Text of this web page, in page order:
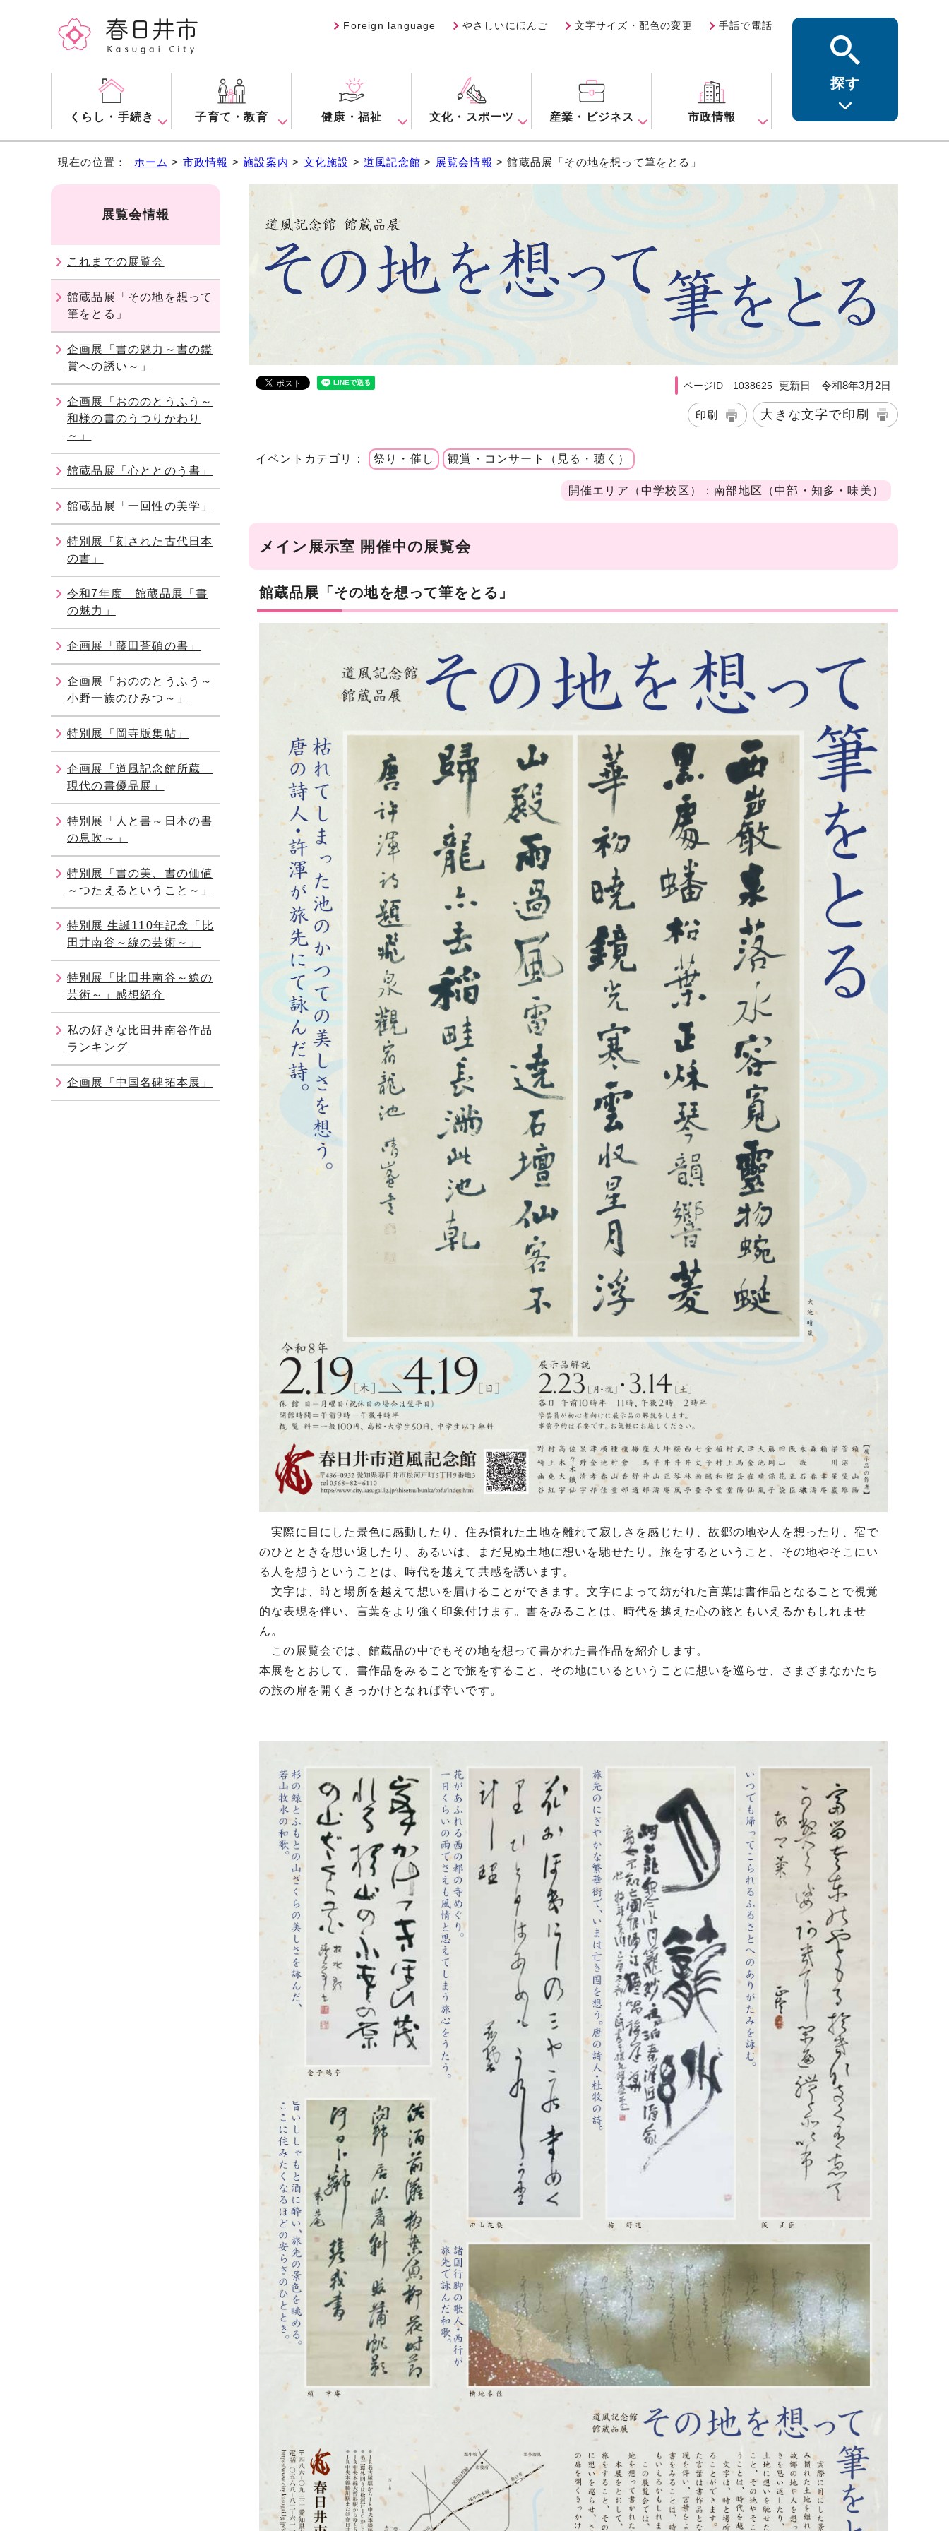
Foreign language やさしいにほんご 文字サイズ・配色の変更 手話で電話
くらし・手続き 子育て・教育 健康・福祉 文化・スポーツ 産業・ビジネス 市政情報
探す
現在の位置： ホーム > 市政情報 >施設案内 > 文化施設 >道風記念館 > 展覧会情報 > 館蔵品展「その地を想って筆をとる」
ページID 1038625 更新日 令和8年3月2日
印刷 大きな文字で印刷
イベントカテゴリ： 祭り・催し 観賞・コンサート（見る・聴く）
開催エリア（中学校区）：南部地区（中部・知多・味美）
メイン展示室 開催中の展覧会
館蔵品展「その地を想って筆をとる」
実際に目にした景色に感動したり、住み慣れた土地を離れて寂しさを感じたり、故郷の地や人を想ったり、宿で
のひとときを思い返したり、あるいは、まだ見ぬ土地に想いを馳せたり。旅をするということ、その地やそこにい
る人を想うということは、時代を越えて共感を誘います。
文字は、時と場所を越えて想いを届けることができます。文字によって紡がれた言葉は書作品となることで視覚
的な表現を伴い、言葉をより強く印象付けます。書をみることは、時代を越えた心の旅ともいえるかもしれませ
ん。
この展覧会では、館蔵品の中でもその地を想って書かれた書作品を紹介します。
本展をとおして、書作品をみることで旅をすること、その地にいるということに想いを巡らせ、さまざまなかたち
の旅の扉を開くきっかけとなれば幸いです。
展覧会情報
これまでの展覧会
館蔵品展「その地を想って
筆をとる」
企画展「書の魅力～書の鑑
賞への誘い～」
企画展「おののとうふう～
和様の書のうつりかわり
～」
館蔵品展「心ととのう書」
館蔵品展「一回性の美学」
特別展「刻された古代日本
の書」
令和7年度 館蔵品展「書
の魅力」
企画展「藤田蒼碩の書」
企画展「おののとうふう～
小野一族のひみつ～」
特別展「岡寺版集帖」
企画展「道風記念館所蔵
現代の書優品展」
特別展「人と書～日本の書
の息吹～」
特別展「書の美、書の価値
～つたえるということ～」
特別展 生誕110年記念「比
田井南谷～線の芸術～」
特別展「比田井南谷～線の
芸術～」感想紹介
私の好きな比田井南谷作品
ランキング
企画展「中国名碑拓本展」